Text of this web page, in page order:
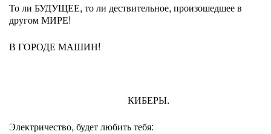
То ли БУДУЩЕЕ, то ли дествительное, произошедшее в
другом МИРЕ!
В ГОРОДЕ МАШИН!
КИБЕРЫ.
Электричество, будет любить тебя: